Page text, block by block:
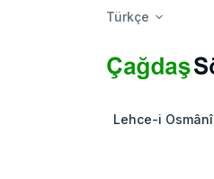
Türkçe
Lehce-i Osmânî